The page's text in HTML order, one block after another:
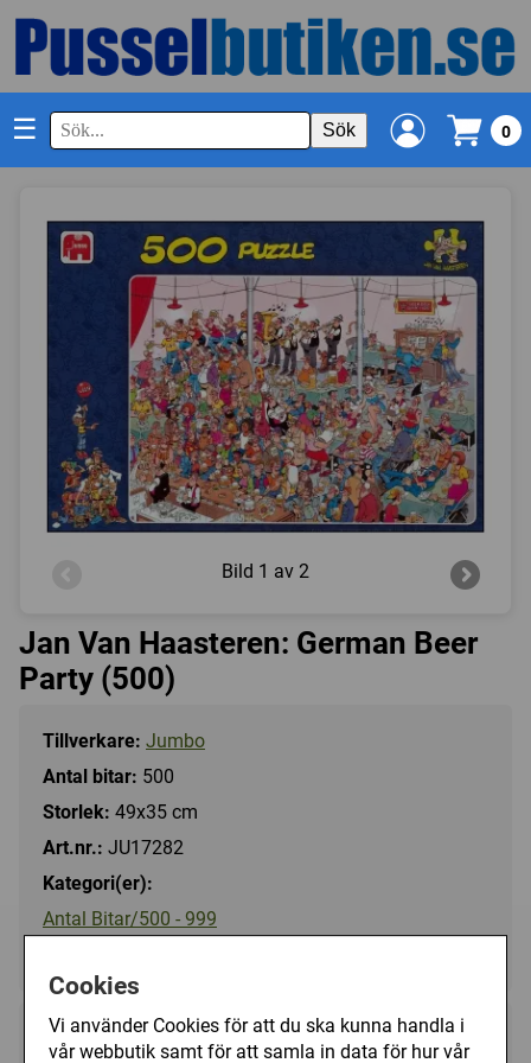
Cookies
Vi använder Cookies för att du ska kunna handla i
vår webbutik samt för att samla in data för hur vår
☰ Sök 0
Bild 1 av 2
Jan Van Haasteren: German Beer
Party (500)
Tillverkare: Jumbo
Antal bitar: 500
Storlek: 49x35 cm
Art.nr.: JU17282
Kategori(er):
Antal Bitar/500 - 999
119 kr